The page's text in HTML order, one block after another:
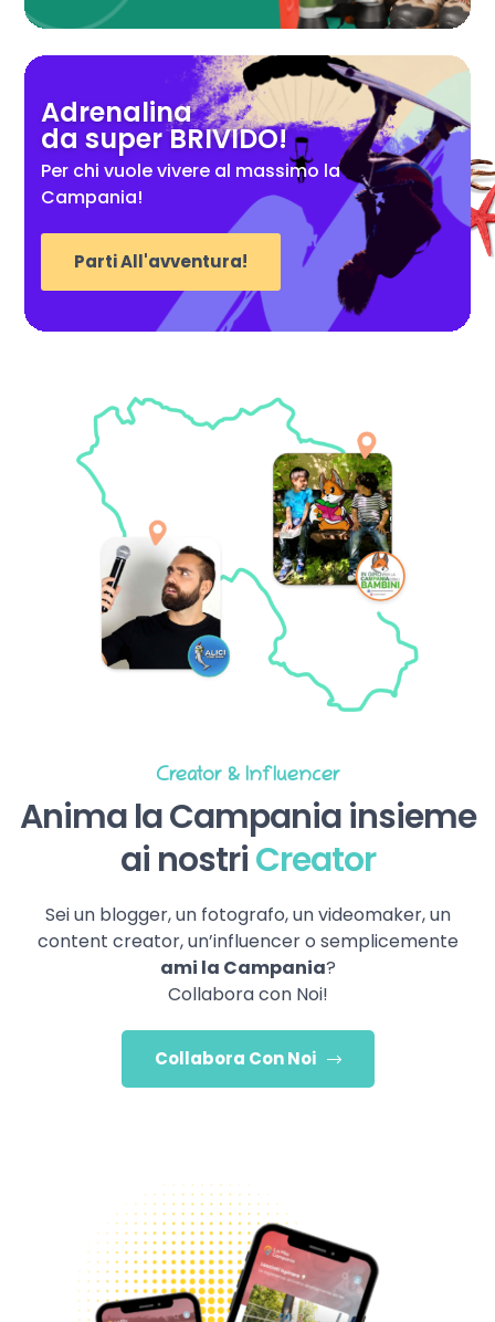
Adrenalina
da super BRIVIDO!
Per chi vuole vivere al massimo la
Campania!
Parti All'avventura!
Creator & Influencer
Anima la Campania insieme
ai nostriCreator
Sei un blogger, un fotografo, un videomaker, un
content creator, un’influencer o semplicemente
ami la Campania?
Collabora con Noi!
Collabora Con Noi